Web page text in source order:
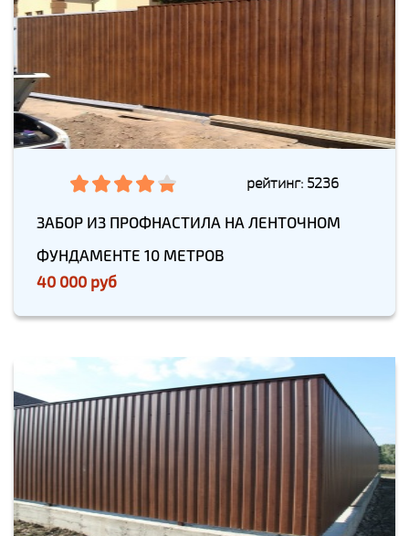
рейтинг: 5236
ЗАБОР ИЗ ПРОФНАСТИЛА НА ЛЕНТОЧНОМ
ФУНДАМЕНТЕ 10 МЕТРОВ
40 000 руб